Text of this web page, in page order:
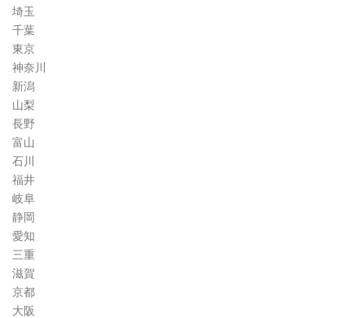
埼玉
千葉
東京
神奈川
新潟
山梨
長野
富山
石川
福井
岐阜
静岡
愛知
三重
滋賀
京都
大阪